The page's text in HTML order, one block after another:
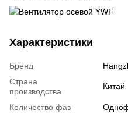
Характеристики
Бренд
Страна
производства
Китай
Количество фаз